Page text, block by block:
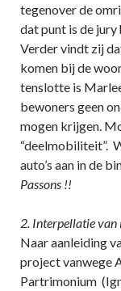
tegenover de
dat punt is de jury
Verder vindt zij
komen bij de
tenslotte is
bewoners geen
mogen krijgen.
“deelmobiliteit”.
auto’s aan in de
Passons !!
2. Interpellatie van
Naar aanleiding
project vanwege
Partrimonium